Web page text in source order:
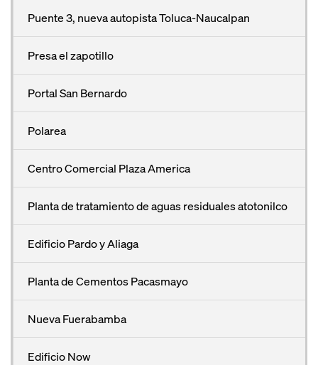
Puente 3, nueva autopista Toluca-Naucalpan
Presa el zapotillo
Portal San Bernardo
Polarea
Centro Comercial Plaza America
Planta de tratamiento de aguas residuales atotonilco
Edificio Pardo y Aliaga
Planta de Cementos Pacasmayo
Nueva Fuerabamba
Edificio Now